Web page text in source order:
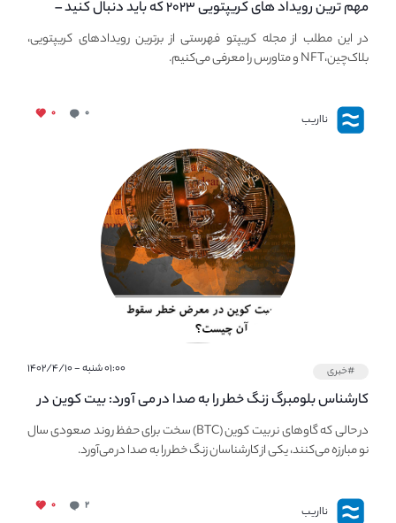
مهم ترین رویداد های کریپتویی ۲۰۲۳ که باید دنبال کنید –
معرفی بهترین رویداد های جهانی
در این مطلب از مجله کریپتو فهرستی از برترین رویدادهای کریپتویی،
بلاک‌چین،NFT و متاورس را معرفی می‌کنیم.
نااریب ۰ ۰
#خبری ۰۱:۰۰ شنبه - ۱۴۰۲/۴/۱۰
کارشناس بلومبرگ زنگ خطر را به صدا در می آورد: بیت کوین در
معرض خطر سقوط بزرگ است - دلیل آن چیست؟در حالی که گاوهای نر بیت کوین (BTC) سخت برای حفظ روند صعودی سال
نو مبارزه می‌کنند، یکی از کارشناسان زنگ خطر را به صدا در می‌آورد.
نااریب ۲ ۰